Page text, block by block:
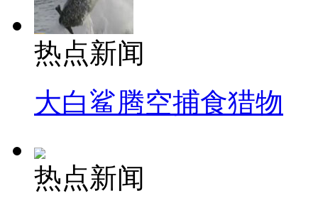
热点新闻
大白鲨腾空捕食猎物
热点新闻